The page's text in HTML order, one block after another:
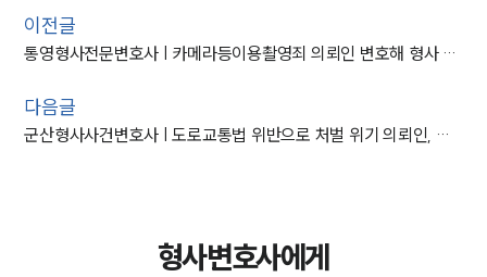
이전글
통영형사전문변호사 | 카메라등이용촬영죄 의뢰인 변호해 형사 처벌 방어한 형사전문변호사
다음글
군산형사사건변호사 | 도로교통법 위반으로 처벌 위기 의뢰인, 집행유예 선고
형사변호사에게